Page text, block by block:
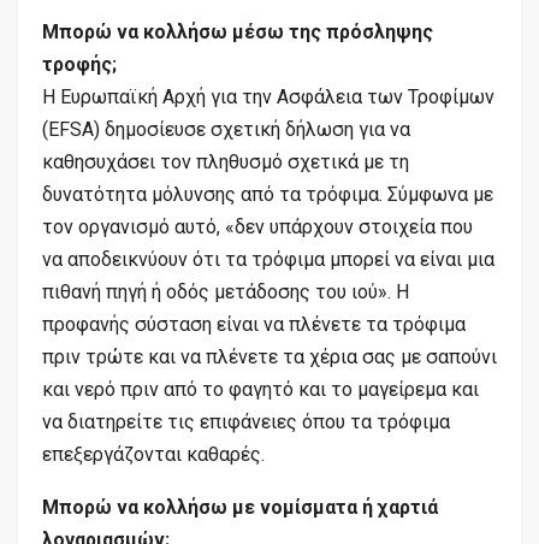
Μπορώ να κολλήσω μέσω της πρόσληψης
τροφής;
Η Ευρωπαϊκή Αρχή για την Ασφάλεια των Τροφίμων
(EFSA) δημοσίευσε σχετική δήλωση για να
καθησυχάσει τον πληθυσμό σχετικά με τη
δυνατότητα μόλυνσης από τα τρόφιμα. Σύμφωνα με
τον οργανισμό αυτό, «δεν υπάρχουν στοιχεία που
να αποδεικνύουν ότι τα τρόφιμα μπορεί να είναι μια
πιθανή πηγή ή οδός μετάδοσης του ιού». Η
προφανής σύσταση είναι να πλένετε τα τρόφιμα
πριν τρώτε και να πλένετε τα χέρια σας με σαπούνι
και νερό πριν από το φαγητό και το μαγείρεμα και
να διατηρείτε τις επιφάνειες όπου τα τρόφιμα
επεξεργάζονται καθαρές.
Μπορώ να κολλήσω με νομίσματα ή χαρτιά